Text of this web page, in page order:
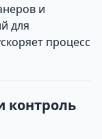
и
для
процесс
контроль